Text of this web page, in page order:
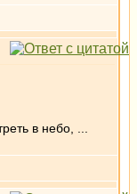
в небо, ...